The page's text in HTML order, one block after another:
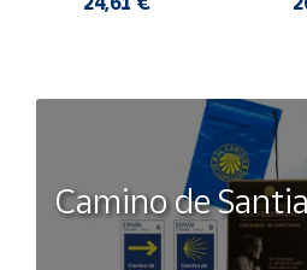
Camino de